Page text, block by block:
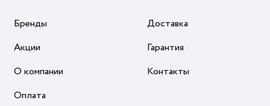
Бренды
Акции
О компании
Оплата
Доставка
Гарантия
Контакты